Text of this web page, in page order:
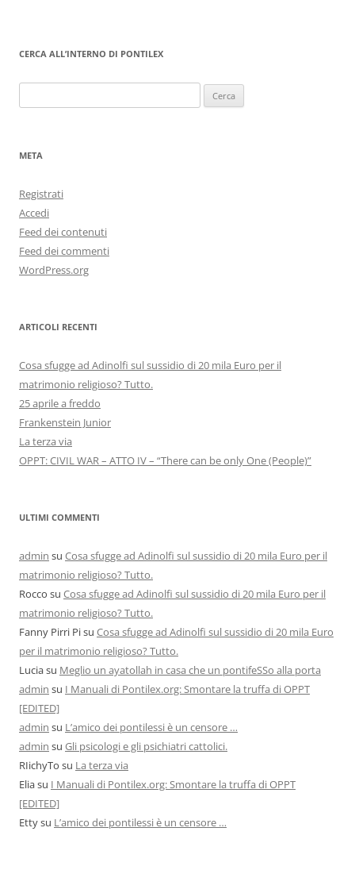
CERCA ALL’INTERNO DI PONTILEX
per:
META
Registrati
Accedi
Feed dei contenuti
Feed dei commenti
WordPress.org
ARTICOLI RECENTI
Cosa sfugge ad Adinolfi sul sussidio di 20 mila Euro per il
matrimonio religioso? Tutto.
25 aprile a freddo
Frankenstein Junior
La terza via
OPPT: CIVIL WAR – ATTO IV – “There can be only One (People)”
ULTIMI COMMENTI
admin su Cosa sfugge ad Adinolfi sul sussidio di 20 mila Euro per il
matrimonio religioso? Tutto.
Rocco su Cosa sfugge ad Adinolfi sul sussidio di 20 mila Euro per il
matrimonio religioso? Tutto.
Fanny Pirri Pisu Cosa sfugge ad Adinolfi sul sussidio di 20 mila Euro
per il matrimonio religioso? Tutto.
Luciasu Meglio un ayatollah in casa che un pontifeSSo alla porta
admin su I Manuali di Pontilex.org: Smontare la truffa di OPPT
[EDITED]
admin su L’amico dei pontilessi è un censore …
admin su Gli psicologi e gli psichiatri cattolici.
RIichyTo su La terza via
Eliasu I Manuali di Pontilex.org: Smontare la truffa di OPPT
[EDITED]
Ettysu L’amico dei pontilessi è un censore …